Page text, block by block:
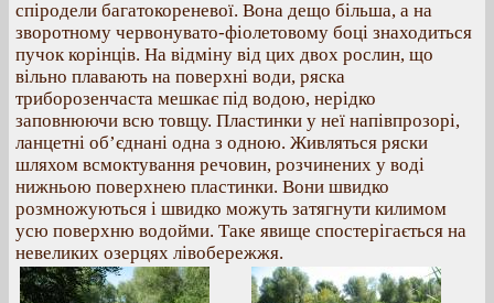
спіродели багатокореневої. Вона дещо більша, а на
зворотному червонувато-фіолетовому боці знаходиться
пучок корінців. На відміну від цих двох рослин, що
вільно плавають на поверхні води, ряска
триборозенчаста мешкає під водою, нерідко
заповнюючи всю товщу. Пластинки у неї напівпрозорі,
ланцетні об’єднані одна з одною. Живляться ряски
шляхом всмоктування речовин, розчинених у воді
нижньою поверхнею пластинки. Вони швидко
розмножуються і швидко можуть затягнути килимом
усю поверхню водойми. Таке явище спостерігається на
невеликих озерцях лівобережжя.